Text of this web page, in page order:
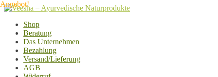
Zur
springen
Zum
springenShop
Beratung
Das Unternehmen
Bezahlung
Versand/Lieferung
AGB
Angebot!